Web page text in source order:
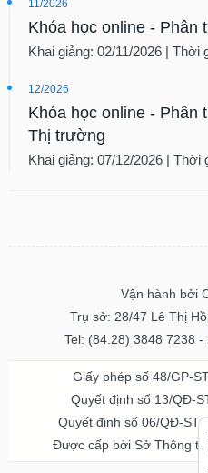
11/2026
Khóa học online - Phân
Khai giảng: 02/11/2026 | Thời
12/2026
Khóa học online - Phân
Thị trường
Khai giảng: 07/12/2026 | Thời
Vận hành bởi
Trụ sở: 28/47 Lê Thị
Tel: (84.28) 3848 7238
Giấy phép số 48/GP-
Quyết định số 13/QĐ-
Quyết định số 06/QĐ-
Được cấp bởi Sở Thông